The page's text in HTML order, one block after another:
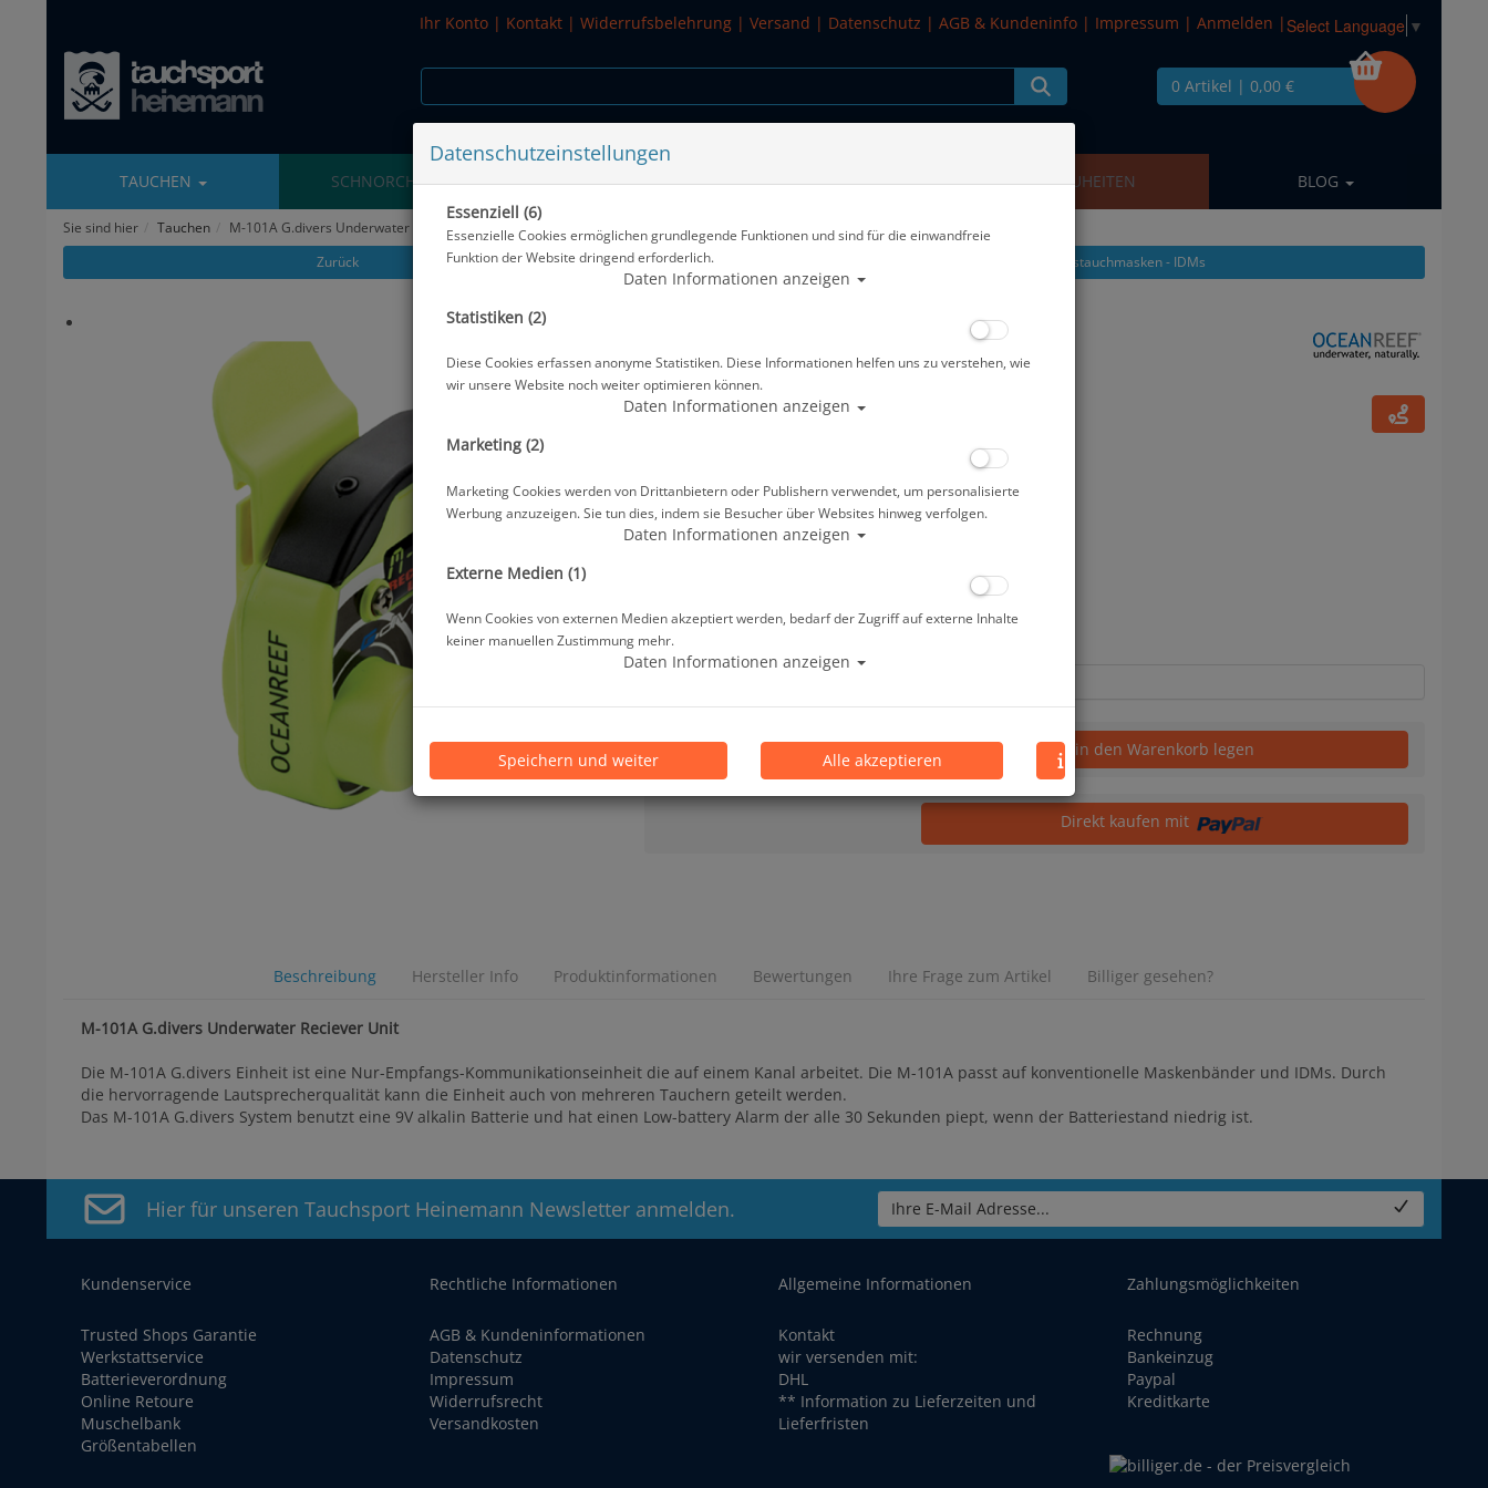
Ihr Konto | Kontakt | Widerrufsbelehrung | Versand | Datenschutz | AGB & Kundeninfo | Impressum | Anmelden | Select Language ▼
0 Artikel | 0,00 €
TAUCHEN SCHNORCHELN WASSERSPORT SALE NEUHEITEN BLOG
Sie sind hier Tauchen
M-101A G.divers Underwater Reciever Unit #
Zurück
Alle Artikel zeigen aus: Vollgesichtstauchmasken - IDMs
M-101A G.divers Underwater Reciever Unit #
Artikelnr.: or-33107
327,25 €*
Lieferbar in 1-3 Werktage, der Artikel ist auf Lager
Prämienpunkte: 327
Stk. in den Warenkorb legen
Direkt kaufen mit
Beschreibung Hersteller Info Produktinformationen Bewertungen Ihre Frage zum Artikel Billiger gesehen?
M-101A G.divers Underwater Reciever Unit
Die M-101A G.divers Einheit ist eine Nur-Empfangs-Kommunikationseinheit die auf einem Kanal arbeitet. Die M-101A passt auf konventionelle Maskenbänder und IDMs. Durch
die hervorragende Lautsprecherqualität kann die Einheit auch von mehreren Tauchern geteilt werden.
Das M-101A G.divers System benutzt eine 9V alkalin Batterie und hat einen Low-battery Alarm der alle 30 Sekunden piept, wenn der Batteriestand niedrig ist.
Hier für unseren Tauchsport Heinemann Newsletter anmelden. Ihre E-Mail Adresse...
Kundenservice
Trusted Shops Garantie
Werkstattservice
Batterieverordnung
Online Retoure
Muschelbank
Größentabellen
Rechtliche Informationen
AGB & Kundeninformationen
Datenschutz
Impressum
Widerrufsrecht
Versandkosten
Allgemeine Informationen
Kontakt
wir versenden mit:
DHL
** Information zu Lieferzeiten und
Lieferfristen
Zahlungsmöglichkeiten
Rechnung
Bankeinzug
Paypal
Kreditkarte
Datenschutzeinstellungen
Essenziell (6)
Essenzielle Cookies ermöglichen grundlegende Funktionen und sind für die einwandfreie
Funktion der Website dringend erforderlich.
Daten Informationen anzeigen
Statistiken (2)
Diese Cookies erfassen anonyme Statistiken. Diese Informationen helfen uns zu verstehen, wie
wir unsere Website noch weiter optimieren können.
Daten Informationen anzeigen
Marketing (2)
Marketing Cookies werden von Drittanbietern oder Publishern verwendet, um personalisierte
Werbung anzuzeigen. Sie tun dies, indem sie Besucher über Websites hinweg verfolgen.
Daten Informationen anzeigen
Externe Medien (1)
Wenn Cookies von externen Medien akzeptiert werden, bedarf der Zugriff auf externe Inhalte
keiner manuellen Zustimmung mehr.
Daten Informationen anzeigen
Speichern und weiter Alle akzeptieren